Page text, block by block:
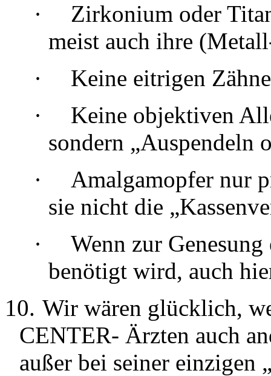
·
Zirkonium oder
meist auch ihre
·
Keine eitrigen
·
Keine objektiven
sondern „Auspendeln
·
Amalgamopfer nur
sie nicht die
·
Wenn zur
benötigt wird, auch
10. Wir wären glücklich,
CENTER- Ärzten auch
außer bei seiner einzigen